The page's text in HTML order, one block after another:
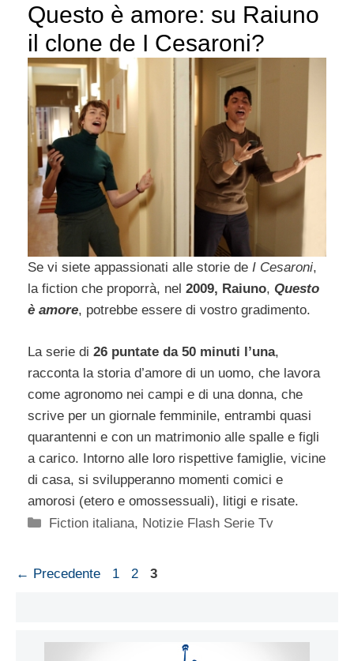
Questo è amore: su Raiuno
il clone de I Cesaroni?
Se vi siete appassionati alle storie de I Cesaroni,
la fiction che proporrà, nel 2009, Raiuno, Questo
è amore, potrebbe essere di vostro gradimento.
La serie di 26 puntate da 50 minuti l’una,
racconta la storia d’amore di un uomo, che lavora
come agronomo nei campi e di una donna, che
scrive per un giornale femminile, entrambi quasi
quarantenni e con un matrimonio alle spalle e figli
a carico. Intorno alle loro rispettive famiglie, vicine
di casa, si svilupperanno momenti comici e
amorosi (etero e omossessuali), litigi e risate.
Categorie
Fiction italiana, Notizie Flash Serie Tv
← Precedente Pagina
1 Pagina
2 Pagina
3